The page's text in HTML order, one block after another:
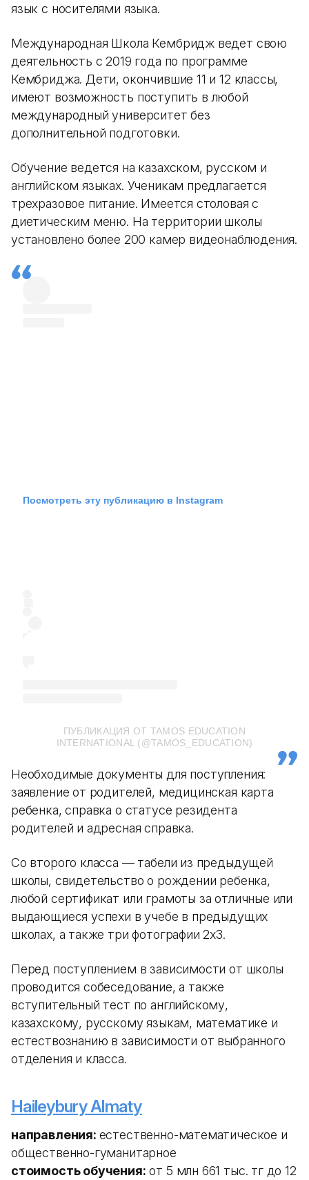
язык с носителями языка.
Международная Школа Кембридж ведет свою
деятельность с 2019 года по программе
Кембриджа. Дети, окончившие 11 и 12 классы,
имеют возможность поступить в любой
международный университет без
дополнительной подготовки.
Обучение ведется на казахском, русском и
английском языках. Ученикам предлагается
трехразовое питание. Имеется столовая с
диетическим меню. На территории школы
установлено более 200 камер видеонаблюдения.
Посмотреть эту публикацию в Instagram
ПУБЛИКАЦИЯ ОТ TAMOS EDUCATION
INTERNATIONAL (@TAMOS_EDUCATION)
Необходимые документы для поступления:
заявление от родителей, медицинская карта
ребенка, справка о статусе резидента
родителей и адресная справка.
Со второго класса — табели из предыдущей
школы, свидетельство о рождении ребенка,
любой сертификат или грамоты за отличные или
выдающиеся успехи в учебе в предыдущих
школах, а также три фотографии 2х3.
Перед поступлением в зависимости от школы
проводится собеседование, а также
вступительный тест по английскому,
казахскому, русскому языкам, математике и
естествознанию в зависимости от выбранного
отделения и класса.
Haileybury Almaty
направления: естественно-математическое и
общественно-гуманитарное
стоимость обучения: от 5 млн 661 тыс. тг до 12